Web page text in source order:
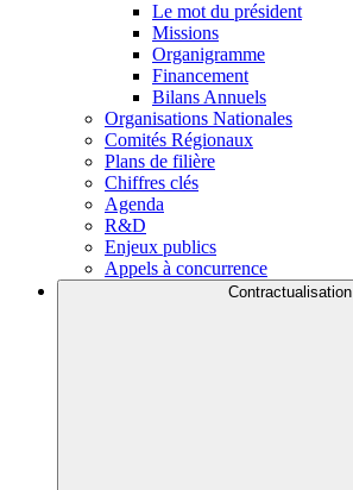
Le mot du président
Missions
Organigramme
Financement
Bilans Annuels
Organisations Nationales
Comités Régionaux
Plans de filière
Chiffres clés
Agenda
R&D
Enjeux publics
Appels à concurrence
Contractualisation